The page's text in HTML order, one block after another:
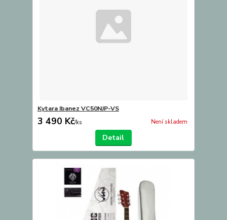
Kytara Ibanez VC50NJP-VS
3 490 Kč/ks Není skladem
Detail